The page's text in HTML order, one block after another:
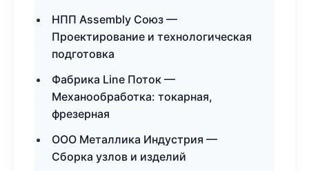
НПП Assembly Союз —
Проектирование и технологическая
подготовка
Фабрика Line Поток —
Механообработка: токарная,
фрезерная
ООО Металлика Индустрия —
Сборка узлов и изделий